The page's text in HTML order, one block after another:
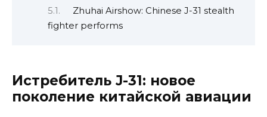
Zhuhai Airshow: Chinese J-31 stealth
fighter performs
Истребитель J-31: новое
поколение китайской авиации